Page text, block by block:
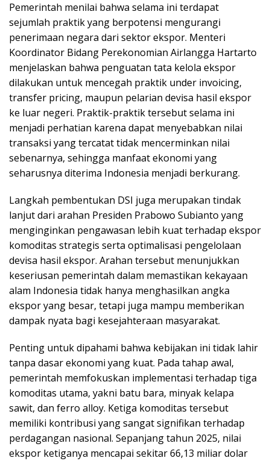
Pemerintah menilai bahwa selama ini terdapat
sejumlah praktik yang berpotensi mengurangi
penerimaan negara dari sektor ekspor. Menteri
Koordinator Bidang Perekonomian Airlangga Hartarto
menjelaskan bahwa penguatan tata kelola ekspor
dilakukan untuk mencegah praktik under invoicing,
transfer pricing, maupun pelarian devisa hasil ekspor
ke luar negeri. Praktik-praktik tersebut selama ini
menjadi perhatian karena dapat menyebabkan nilai
transaksi yang tercatat tidak mencerminkan nilai
sebenarnya, sehingga manfaat ekonomi yang
seharusnya diterima Indonesia menjadi berkurang.
Langkah pembentukan DSI juga merupakan tindak
lanjut dari arahan Presiden Prabowo Subianto yang
menginginkan pengawasan lebih kuat terhadap ekspor
komoditas strategis serta optimalisasi pengelolaan
devisa hasil ekspor. Arahan tersebut menunjukkan
keseriusan pemerintah dalam memastikan kekayaan
alam Indonesia tidak hanya menghasilkan angka
ekspor yang besar, tetapi juga mampu memberikan
dampak nyata bagi kesejahteraan masyarakat.
Penting untuk dipahami bahwa kebijakan ini tidak lahir
tanpa dasar ekonomi yang kuat. Pada tahap awal,
pemerintah memfokuskan implementasi terhadap tiga
komoditas utama, yakni batu bara, minyak kelapa
sawit, dan ferro alloy. Ketiga komoditas tersebut
memiliki kontribusi yang sangat signifikan terhadap
perdagangan nasional. Sepanjang tahun 2025, nilai
ekspor ketiganya mencapai sekitar 66,13 miliar dolar